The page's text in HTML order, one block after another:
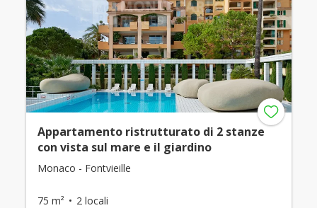
Appartamento ristrutturato di 2 stanze
con vista sul mare e il giardino
Monaco - Fontvieille
75 m² 2 locali